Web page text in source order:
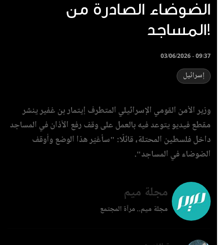
الضوضاء الصادرة من
المساجد!
03/06/2026 - 09:37
إسرائيل
وزير الأمن القومي الإسرائيلي المتطرف إيتمار بن غفير ينشر
مقطع فيديو يتوعد فيه بالعمل على وقف رفع الأذان في المساجد
داخل فلسطين المحتلة، قائلًا: "سأغيّر هذا الوضع وأوقف
الضوضاء في المساجد".
مجلة ميم
مجلة ميم.. مرآة المجتمع